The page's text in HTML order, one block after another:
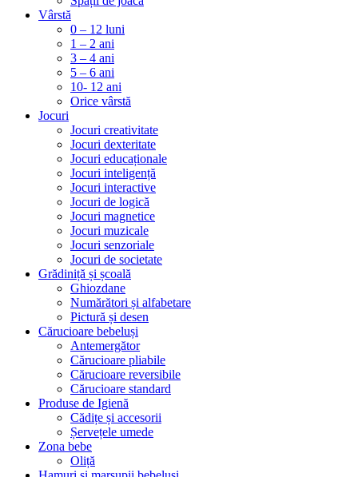
Vârstă
0 – 12 luni
1 – 2 ani
3 – 4 ani
5 – 6 ani
10- 12 ani
Orice vârstă
Jocuri
Jocuri creativitate
Jocuri dexteritate
Jocuri educaționale
Jocuri inteligență
Jocuri interactive
Jocuri de logică
Jocuri magnetice
Jocuri muzicale
Jocuri senzoriale
Jocuri de societate
Grădiniță și școală
Ghiozdane
Numărători și alfabetare
Pictură și desen
Cărucioare bebeluși
Antemergător
Cărucioare pliabile
Cărucioare reversibile
Cărucioare standard
Produse de Igienă
Cădițe și accesorii
Șervețele umede
Zona bebe
Oliță